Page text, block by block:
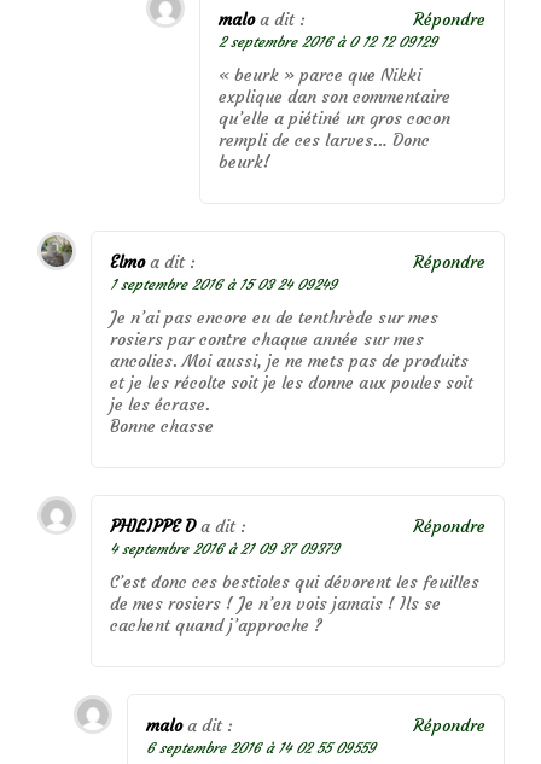
malo a dit :
2 septembre 2016 à 0 12 12 09129
« beurk » parce que Nikki
explique dan son commentaire
qu’elle a piétiné un gros cocon
rempli de ces larves… Donc
beurk!
Répondre
Elmo a dit :
1 septembre 2016 à 15 03 24 09249
Je n’ai pas encore eu de tenthrède sur mes
rosiers par contre chaque année sur mes
ancolies. Moi aussi, je ne mets pas de produits
et je les récolte soit je les donne aux poules soit
je les écrase.
Bonne chasse
Répondre
PHILIPPE D a dit :
4 septembre 2016 à 21 09 37 09379
C’est donc ces bestioles qui dévorent les feuilles
de mes rosiers ! Je n’en vois jamais ! Ils se
cachent quand j’approche ?
Répondre
malo a dit :
6 septembre 2016 à 14 02 55 09559
Répondre